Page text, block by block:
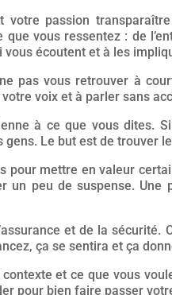
votre passion
vous ressentez : de
écoutent et à les
pas vous retrouver à
voix et à parler sans
à ce que vous dites.
gens. Le but est de trouver
pour mettre en valeur
un peu de suspense.
et de la
ça se sentira et ça
et ce que vous
pour bien faire passer